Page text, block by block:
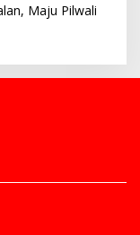
Maju Pilwali